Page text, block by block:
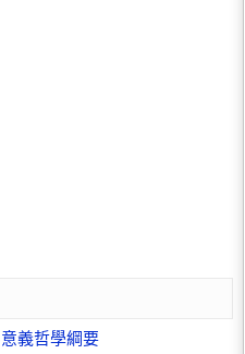
意義哲學綱要